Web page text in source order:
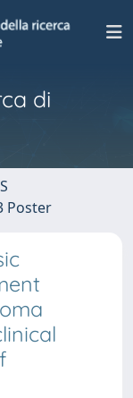
di
Poster